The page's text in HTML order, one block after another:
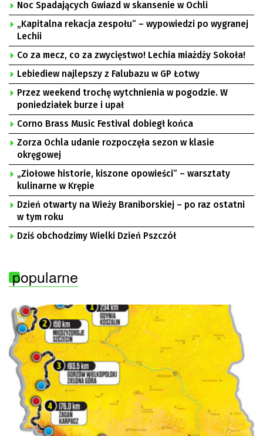
Noc Spadających Gwiazd w skansenie w Ochli
„Kapitalna rekacja zespołu” – wypowiedzi po wygranej
Lechii
Co za mecz, co za zwycięstwo! Lechia miażdży Sokoła!
Lebiediew najlepszy z Falubazu w GP Łotwy
Przez weekend trochę wytchnienia w pogodzie. W
poniedziałek burze i upał
Corno Brass Music Festival dobiegł końca
Zorza Ochla udanie rozpoczęła sezon w klasie
okręgowej
„Ziołowe historie, kiszone opowieści” – warsztaty
kulinarne w Krępie
Dzień otwarty na Wieży Braniborskiej – po raz ostatni
w tym roku
Dziś obchodzimy Wielki Dzień Pszczół
popularne